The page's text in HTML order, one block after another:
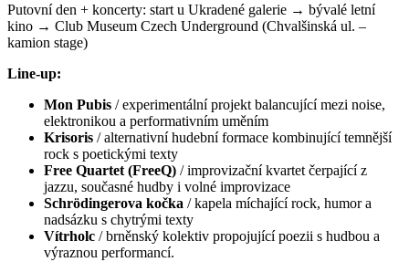
Putovní den + koncerty: start u Ukradené galerie → bývalé letní
kino → Club Museum Czech Underground (Chvalšinská ul. –
kamion stage)
Line-up:
Mon Pubis / experimentální projekt balancující mezi noise,
elektronikou a performativním uměním
Krisoris / alternativní hudební formace kombinující temnější
rock s poetickými texty
Free Quartet (FreeQ) / improvizační kvartet čerpající z
jazzu, současné hudby i volné improvizace
Schrödingerova kočka / kapela míchající rock, humor a
nadsázku s chytrými texty
Vítrholc / brněnský kolektiv propojující poezii s hudbou a
výraznou performancí.